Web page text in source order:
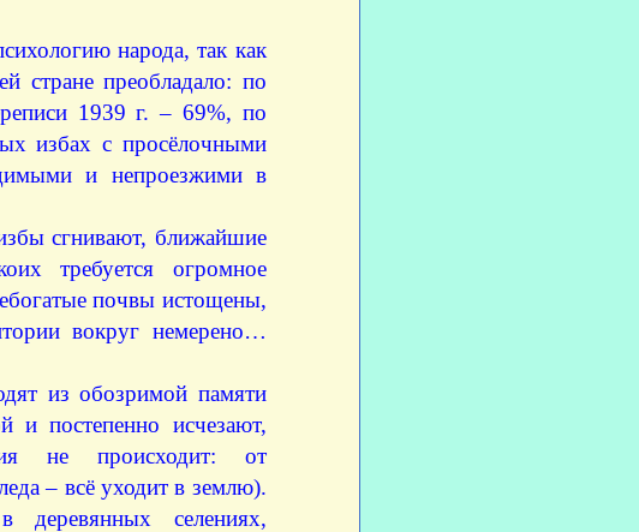
народа, так как
стране преобладало: по
1939 г. – 69%, по
избах с просёлочными
и непроезжими в
сгнивают, ближайшие
требуется огромное
почвы истощены,
вокруг немерено…
из обозримой памяти
и постепенно исчезают,
не происходит: от
– всё уходит в землю).
селениях,